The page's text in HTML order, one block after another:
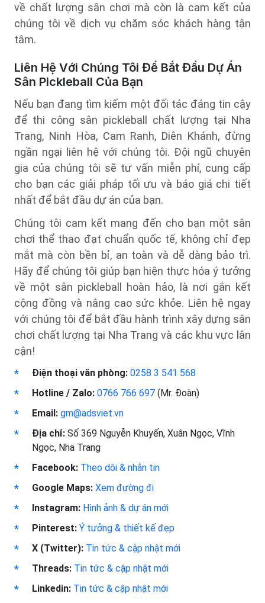
về chất lượng sân chơi mà còn là cam kết của
chúng tôi về dịch vụ chăm sóc khách hàng tận
tâm.
Liên Hệ Với Chúng Tôi Để Bắt Đầu Dự Án
Sân Pickleball Của Bạn
Nếu bạn đang tìm kiếm một đối tác đáng tin cậy
để thi công sân pickleball chất lượng tại Nha
Trang, Ninh Hòa, Cam Ranh, Diên Khánh, đừng
ngần ngại liên hệ với chúng tôi. Đội ngũ chuyên
gia của chúng tôi sẽ tư vấn miễn phí, cung cấp
cho bạn các giải pháp tối ưu và báo giá chi tiết
nhất để bắt đầu dự án của bạn.
Chúng tôi cam kết mang đến cho bạn một sân
chơi thể thao đạt chuẩn quốc tế, không chỉ đẹp
mắt mà còn bền bỉ, an toàn và dễ dàng bảo trì.
Hãy để chúng tôi giúp bạn hiện thực hóa ý tưởng
về một sân pickleball hoàn hảo, là nơi gắn kết
cộng đồng và nâng cao sức khỏe. Liên hệ ngay
với chúng tôi để bắt đầu hành trình xây dựng sân
chơi chất lượng tại Nha Trang và các khu vực lân
cận!
Điện thoại văn phòng: 0258 3 541 568
Hotline / Zalo: 0766 766 697 (Mr. Đoàn)
Email: gm@adsviet.vn
Địa chỉ: Số 369 Nguyễn Khuyến, Xuân Ngọc, Vĩnh
Ngọc, Nha Trang
Facebook: Theo dõi & nhắn tin
Google Maps: Xem đường đi
Instagram: Hình ảnh & dự án mới
Pinterest: Ý tưởng & thiết kế đẹp
X (Twitter): Tin tức & cập nhật mới
Threads: Tin tức & cập nhật mới
Linkedin: Tin tức & cập nhật mới